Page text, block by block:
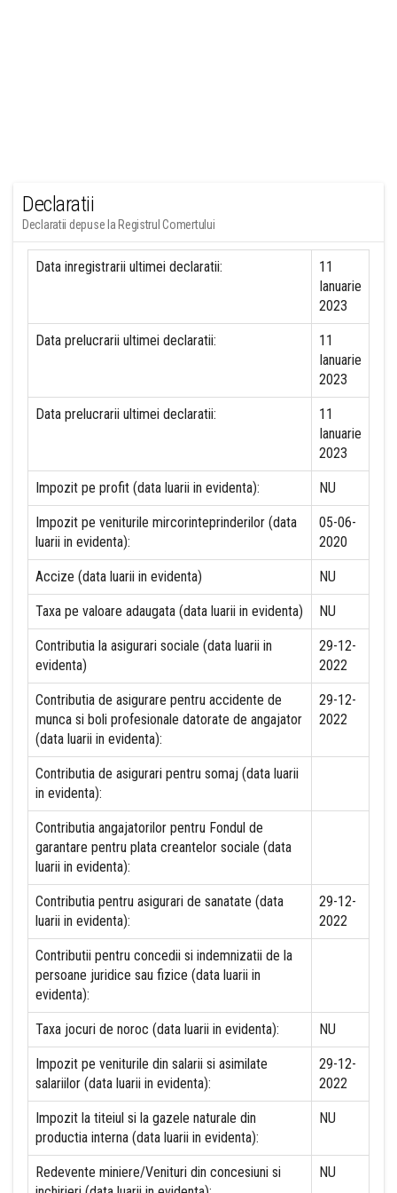
Declaratii
Declaratii depuse la Registrul Comertului
Data inregistrarii ultimei declaratii:
11
Ianuarie
2023
Data prelucrarii ultimei declaratii:
11
Ianuarie
2023
Data prelucrarii ultimei declaratii:
11
Ianuarie
2023
Impozit pe profit (data luarii in evidenta): NU
Impozit pe veniturile mircorinteprinderilor (data
luarii in evidenta):
05-06-
2020
Accize (data luarii in evidenta) NU
Taxa pe valoare adaugata (data luarii in evidenta) NU
Contributia la asigurari sociale (data luarii in
evidenta)
29-12-
2022
Contributia de asigurare pentru accidente de
munca si boli profesionale datorate de angajator
(data luarii in evidenta):
29-12-
2022
Contributia de asigurari pentru somaj (data luarii
in evidenta):
Contributia angajatorilor pentru Fondul de
garantare pentru plata creantelor sociale (data
luarii in evidenta):
Contributia pentru asigurari de sanatate (data
luarii in evidenta):
29-12-
2022
Contributii pentru concedii si indemnizatii de la
persoane juridice sau fizice (data luarii in
evidenta):
Taxa jocuri de noroc (data luarii in evidenta): NU
Impozit pe veniturile din salarii si asimilate
salariilor (data luarii in evidenta):
29-12-
2022
Impozit la titeiul si la gazele naturale din
productia interna (data luarii in evidenta):
NU
Redevente miniere/Venituri din concesiuni si
NU